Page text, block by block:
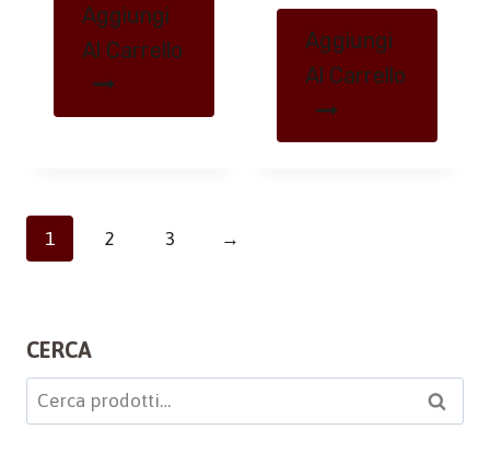
Aggiungi
Al Carrello
Aggiungi
Al Carrello
1 2 3 →
CERCA
Cerca: Cerca